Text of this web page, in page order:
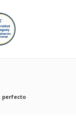
perfecto